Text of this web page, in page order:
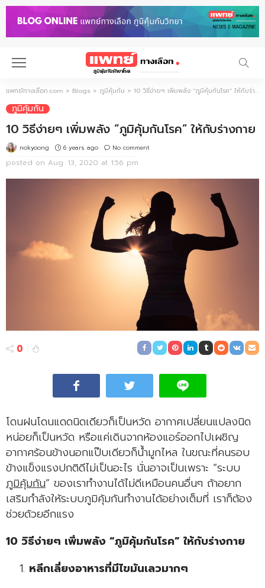
แพทย์ทางเลือก.com > Blogs > ภูมิคุ้มกัน > 10 วิธีง่ายๆ เพิ่มพลัง “ภูมิคุ้มกันโรค” ให้กับร่างกาย
ภูมิคุ้มกัน
10 วิธีง่ายๆ เพิ่มพลัง “ภูมิคุ้มกันโรค” ให้กับร่างกาย
nokyoong 6 years ago No comment
posted on Aug. 13, 2020 at 1:56 pm
0
โดนฝนโดนแดดนิดเดียวก็เป็นหวัด อากาศเปลี่ยนแปลงนิด
หน่อยก็เป็นหวัด หรือแค่เดินจากห้องแอร์ออกไปเผชิญ
อากาศร้อนข้างนอกแป๊บเดียวก็น้ำมูกไหล ในขณะที่คนรอบ
ข้างแข็งแรงปกติดีไม่เป็นอะไร นั่นอาจเป็นเพราะ “ระบบ
ภูมิคุ้มกัน” ของเราทำงานได้ไม่ดีเหมือนคนอื่นๆ ถ้าอยาก
เสริมกำลังให้ระบบภูมิคุ้มกันทำงานได้อย่างเต็มที่ เราก็ต้อง
ช่วยด้วยอีกแรง
10 วิธีง่ายๆ เพิ่มพลัง “ภูมิคุ้มกันโรค” ให้กับร่างกาย
หลีกเลี่ยงอาหารที่มีไขมันเลวมากๆ